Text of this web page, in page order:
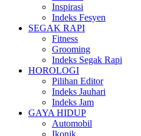
Inspirasi
Indeks Fesyen
SEGAK RAPI
Fitness
Grooming
Indeks Segak Rapi
HOROLOGI
Pilihan Editor
Indeks Jauhari
Indeks Jam
GAYA HIDUP
Automobil
Ikonik